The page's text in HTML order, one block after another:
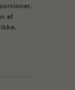
af